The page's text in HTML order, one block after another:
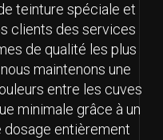
teinture spéciale et
clients des services
de qualité les plus
maintenons une
entre les cuves
minimale grâce à un
entièrement